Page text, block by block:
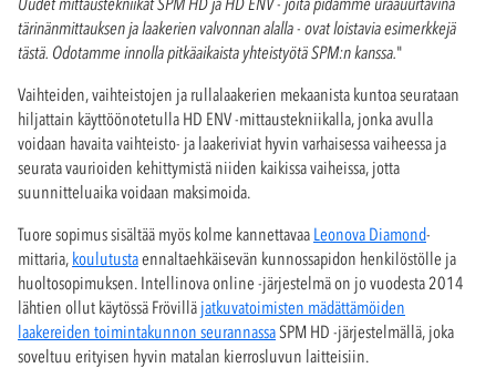
tärinänmittauksen ja laakerien valvonnan alalla - ovat loistavia esimerkkejä
tästä. Odotamme innolla pitkäaikaista yhteistyötä SPM:n kanssa."
Vaihteiden, vaihteistojen ja rullalaakerien mekaanista kuntoa seurataan
hiljattain käyttöönotetulla HD ENV -mittaustekniikalla, jonka avulla
voidaan havaita vaihteisto- ja laakeriviat hyvin varhaisessa vaiheessa ja
seurata vaurioiden kehittymistä niiden kaikissa vaiheissa, jotta
suunnitteluaika voidaan maksimoida.
Tuore sopimus sisältää myös kolme kannettavaa Leonova Diamond-
mittaria, koulutustaennaltaehkäisevän kunnossapidon henkilöstölle ja
huoltosopimuksen. Intellinova online -järjestelmä on jo vuodesta 2014
lähtien ollut käytössä Frövillä jatkuvatoimisten mädättämöiden
laakereiden toimintakunnon seurannassaSPM HD -järjestelmällä, joka
soveltuu erityisen hyvin matalan kierrosluvun laitteisiin.